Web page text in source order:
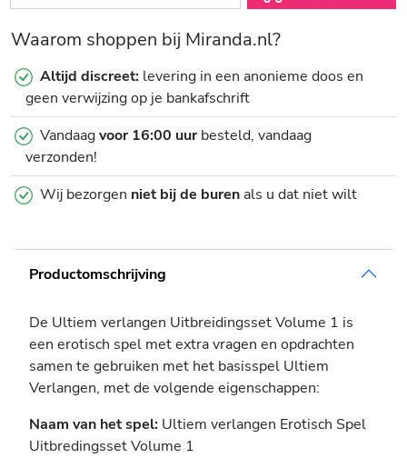
Waarom shoppen bij Miranda.nl?
Altijd discreet: levering in een anonieme doos en
geen verwijzing op je bankafschrift
Vandaagvoor 16:00 uurbesteld, vandaag
verzonden!
Wij bezorgen niet bij de burenals u dat niet wilt
Productomschrijving
De Ultiem verlangen Uitbreidingsset Volume 1 is
een erotisch spel met extra vragen en opdrachten
samen te gebruiken met het basisspel Ultiem
Verlangen, met de volgende eigenschappen:
Naam van het spel: Ultiem verlangen Erotisch Spel
Uitbredingsset Volume 1